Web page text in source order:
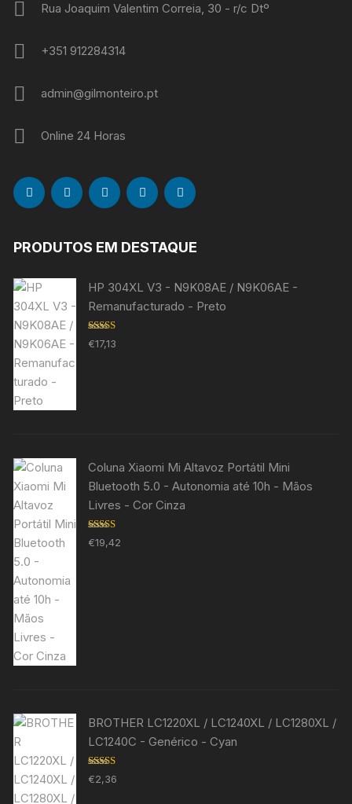
Rua Joaquim Valentim Correia, 30 - r/c Dtº
+351 912284314
admin@gilmonteiro.pt
Online 24 Horas
PRODUTOS EM DESTAQUE
HP 304XL V3 - N9K08AE / N9K06AE -
Remanufacturado - Preto
Avaliação
5.00 de 5
€17,13
Coluna Xiaomi Mi Altavoz Portátil Mini
Bluetooth 5.0 - Autonomia até 10h - Mãos
Livres - Cor Cinza
Avaliação
5.00de 5
€19,42
BROTHER LC1220XL / LC1240XL / LC1280XL /
LC1240C - Genérico - Cyan
Avaliação
5.00de 5
€2,36